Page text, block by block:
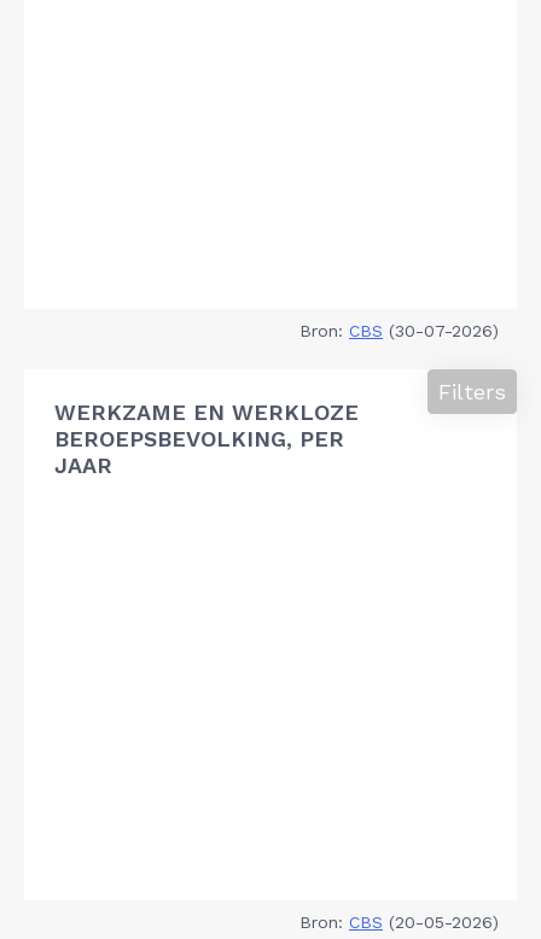
Bron: CBS (30-07-2026)
WERKZAME EN WERKLOZE
BEROEPSBEVOLKING, PER
JAAR
Filters
Bron: CBS (20-05-2026)